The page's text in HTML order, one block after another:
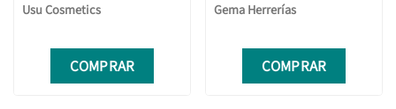
Usu Cosmetics
COMPRAR
Gema Herrerías
COMPRAR